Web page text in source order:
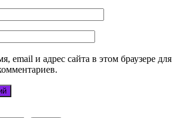
email и адрес сайта в этом браузере для